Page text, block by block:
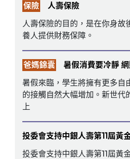
保險
人壽保險
人壽保險的目的，是在你身故
養人提供財務保障。
爸媽錦囊
暑假消費要冷靜
暑假來臨，學生將擁有更多自
的接觸自然大幅增加。新世代
上
投委會支持中銀人壽第11屆黃
投委會支持中銀人壽第11屆黃